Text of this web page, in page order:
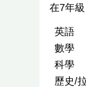
在7年
英語
數學
科學
歷史/